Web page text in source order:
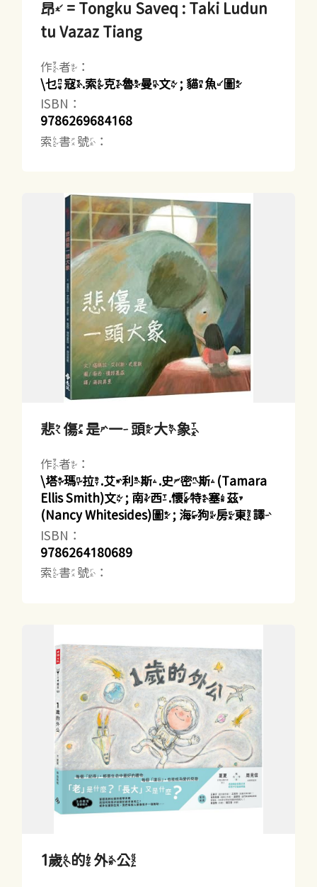
昂 = Tongku Saveq : Taki Ludun
tu Vazaz Tiang
作者：
\乜寇.索克魯曼文 ; 貓魚圖
ISBN：
9786269684168
索書號：
悲傷是一頭大象
作者：
\塔瑪拉.艾利斯.史密斯(Tamara
Ellis Smith)文 ; 南西.懷特塞茲
(Nancy Whitesides)圖 ; 海狗房東譯
ISBN：
9786264180689
索書號：
1歲的外公